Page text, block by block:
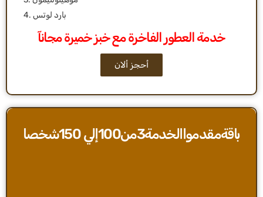
4. بارد لوتس
خدمة العطور الفاخرة مع خبز خميرة مجانآ
أحجز ألان
باقةمقدمواالخدمة3من100إلي 150شخصا